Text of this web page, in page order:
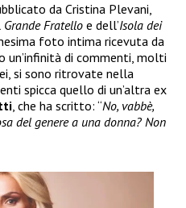
da Cristina Plevani,
Grande Fratello e dell’Isola dei
foto intima ricevuta da
di commenti, molti
si sono ritrovate nella
spicca quello di un’altra ex
, che ha scritto: “No, vabbè,
del genere a una donna? Non